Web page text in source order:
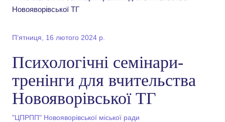
Пʼятниця, 16 лютого 2024 р.
Психологічні семінари-
тренінги для вчительства
Новояворівської ТГ
"ЦПРПП" Новояворівської міської ради